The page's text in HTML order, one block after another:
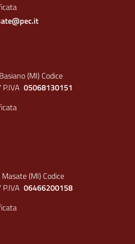
(MI) Codice
05068130151
(MI) Codice
06466200158